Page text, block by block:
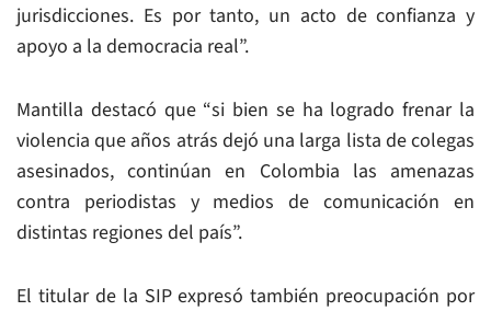
jurisdicciones. Es por tanto, un acto de confianza y
apoyo a la democracia real”.
Mantilla destacó que “si bien se ha logrado frenar la
violencia que años atrás dejó una larga lista de colegas
asesinados, continúan en Colombia las amenazas
contra periodistas y medios de comunicación en
distintas regiones del país”.
El titular de la SIP expresó también preocupación por